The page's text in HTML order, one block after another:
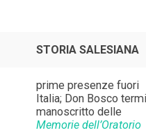
STORIA SALESIANA
prime presenze fuori
Italia; Don Bosco
manoscritto delle
Memorie dell’Oratorio